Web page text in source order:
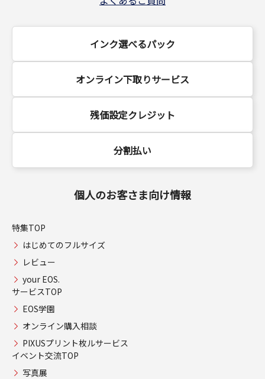
インク選べるパック
オンライン下取りサービス
残価設定クレジット
分割払い
個人のお客さま向け情報
特集TOP
はじめてのフルサイズ
レビュー
your EOS.
サービスTOP
EOS学園
オンライン購入相談
PIXUSプリント枚ルサービス
イベント交流TOP
写真展